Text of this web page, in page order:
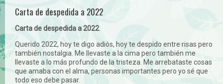
Carta de despedida a 2022
Carta de despedida a 2022.
Querido 2022, hoy te digo adiós, hoy te despido entre risas pero
también nostalgia. Me llevaste a la cima pero también me
llevaste a lo más profundo de la tristeza. Me arrebataste cosas
que amaba con el alma, personas importantes pero yo sé que
todo eso debe pasar.